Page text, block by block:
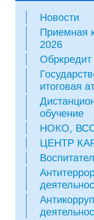
Новости
Приемная
2026
итоговая
обучение
НОКО,
ЦЕНТР